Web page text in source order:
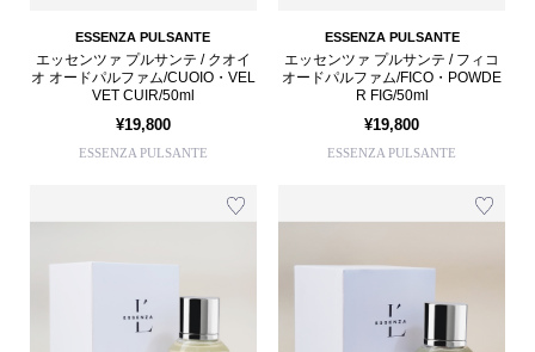
ESSENZA PULSANTE
エッセンツァ プルサンテ / クオイ
オ オードパルファム/CUOIO・VEL
VET CUIR/50ml
¥19,800
ESSENZA PULSANTE
ESSENZA PULSANTE
エッセンツァ プルサンテ / フィコ
オードパルファム/FICO・POWDE
R FIG/50ml
¥19,800
ESSENZA PULSANTE